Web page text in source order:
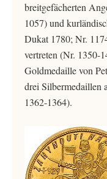
breitgefächerten
1057) und
Dukat 1780; Nr.
vertreten (Nr. 1350-
Goldmedaille von
drei Silbermedaillen
1362-1364).